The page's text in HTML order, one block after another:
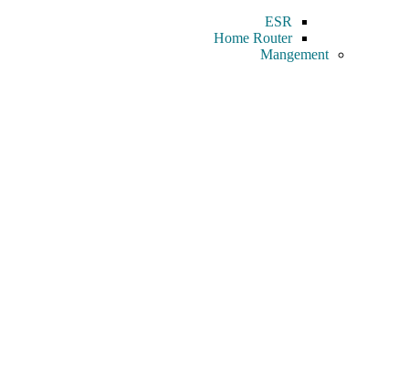
ESR
Home Router
Mangement